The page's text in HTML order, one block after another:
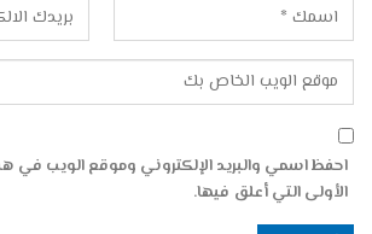
احفظ اسمي والبريد الإلكتروني وموقع الويب في
الأولى التي أعلق فيها.